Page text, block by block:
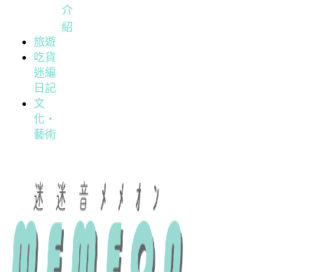
介
紹
旅遊
吃貨
迷編
日記
文
化・
藝術